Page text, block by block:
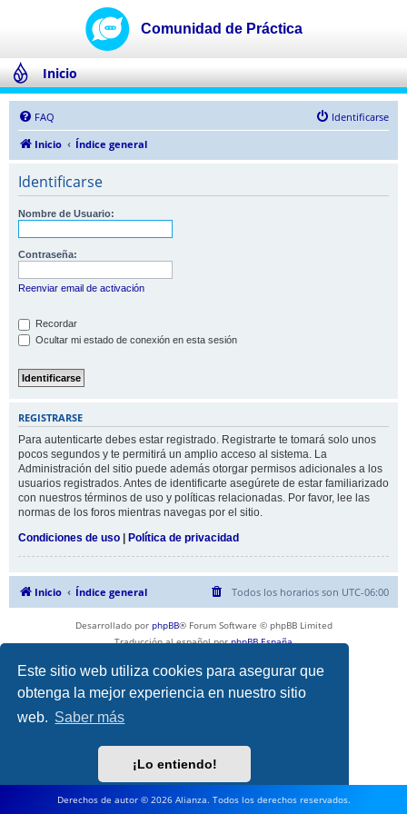
Este sitio web utiliza cookies para asegurar que
obtenga la mejor experiencia en nuestro sitio
web. Saber más
¡Lo entiendo!
Inicio
FAQ
Identificarse
Inicio
Índice general
Identificarse
Nombre de Usuario:
Contraseña:
Reenviar email de activación
Recordar
Ocultar mi estado de conexión en esta sesión
REGISTRARSE
Para autenticarte debes estar registrado. Registrarte te tomará solo unos
pocos segundos y te permitirá un amplio acceso al sistema. La
Administración del sitio puede además otorgar permisos adicionales a los
usuarios registrados. Antes de identificarte asegúrete de estar familiarizado
con nuestros términos de uso y políticas relacionadas. Por favor, lee las
normas de los foros mientras navegas por el sitio.
Condiciones de uso | Política de privacidad
Inicio Índice general Todos los horarios son UTC-06:00
Desarrollado por phpBB® Forum Software © phpBB Limited
Traducción al español porphpBB España
Derechos de autor © 2026 Alianza. Todos los derechos reservados.